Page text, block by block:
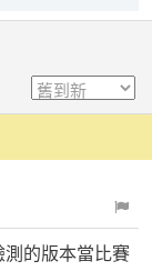
的版本當比賽